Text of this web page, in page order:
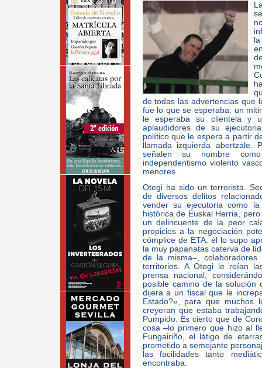
de todas las advertencias que
fue lo que se esperaba: un
le esperaba su clientela y
aplaudidores de su
político que le espera a partir
llamada izquierda
señalen su nombre
independentismo violento
menores.
Otegi ha sido un terrorista.
de diversos delitos
vender su ejecutoria como
histórica de Euskal Herria,
un delincuente de la peor
propicios a la negociación
cómplice de ETA: él lo supo
la muy papanatas caterva de
de la misma–,
territorios. A Otegi le reían
prensa nacional,
posible camino de la solución
dijera a un fiscal que le
Estado?», para que
creyeran que estaba
Pumpido. Es cierto que de
cosa –lo primero que hizo al
Fungairiño, el látigo de
prometido a semejante
las facilidades tanto
encontraba.